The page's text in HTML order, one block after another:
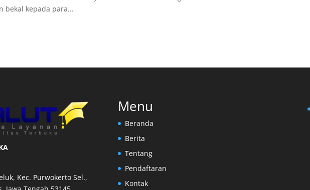
bekal kepada para...
Kec. Purwokerto Sel.,
Menu
Beranda
Berita
Tentang
Pendaftaran
Kontak